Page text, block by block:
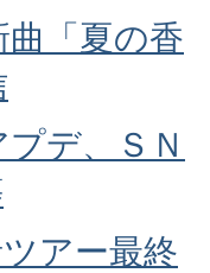
「夏の香
プデ、ＳＮ
アー最終